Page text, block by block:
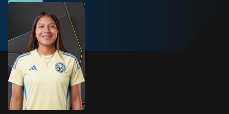
Durchschnitt